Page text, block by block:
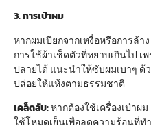
3. การเป่าผม
หากผมเปียกจากเหงื่อหรือการล้า
การใช้ผ้าเช็ดตัวที่หยาบเกินไป
ปลายได้ แนะนำให้ซับผมเบาๆ ด้
ปล่อยให้แห้งตามธรรมชาติ
เคล็ดลับ:หากต้องใช้เครื่องเป่า
ใช้โหมดเย็นเพื่อลดความร้อนที่ท